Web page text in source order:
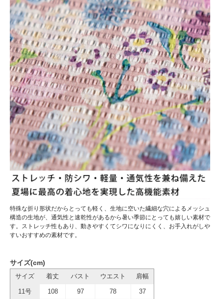
特殊な折り形状だからとっても軽く、生地に空いた繊細な穴によるメッシュ
構造の生地が、通気性と速乾性があるから暑い季節にとっても嬉しい素材で
す。ストレッチ性もあり、動きやすくてシワになりにくく、お手入れがしや
すいおすすめの素材です。
サイズ(cm)
サイズ 着丈 バスト ウエスト 肩幅
11号 108 97 78 37